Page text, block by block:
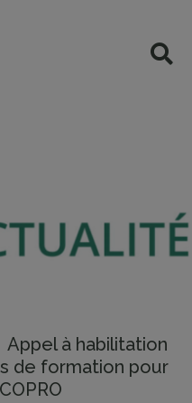
Appel à habilitation
de formation pour